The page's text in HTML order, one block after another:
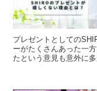
プレゼントとしての
ーがたくさんあった一
たという意見も意外に